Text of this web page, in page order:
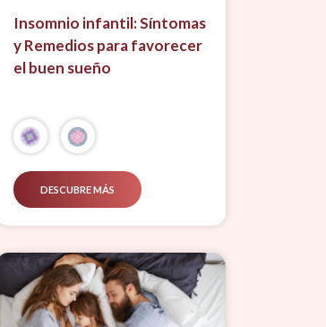
Insomnio infantil: Síntomas
y Remedios para favorecer
el buen sueño
DESCUBRE MÁS